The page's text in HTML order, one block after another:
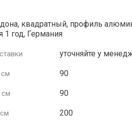
квадратный, профиль
1 год, Германия
уточняйте у
90
см 90
200